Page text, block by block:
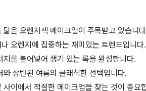
닮은 오렌지색 메이크업이 주목받고 있습니
오렌지에 집중하는 재미있는 트렌드입니다.
지를 불어넣어 생기 있는 룩을 완성합니다.
와 상반된 여름의 클래식한 선택입니다.
사이에서 적절한 메이크업을 찾는 것이 중요